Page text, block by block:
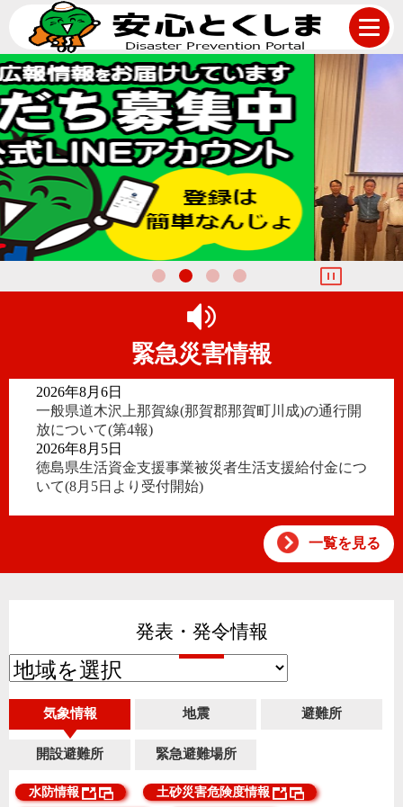
ト
ッ
プ
ペ
ー
ジ
緊急災害情報
2026年8月6日
一般県道木沢上那賀線(那賀郡那賀町川成)の通行開
放について(第4報)
2026年8月5日
徳島県生活資金支援事業被災者生活支援給付金につ
いて(8月5日より受付開始)
一覧を見る
発表・発令情報
気象情報 地震 避難所
開設避難所 緊急避難場所
水防情報
土砂災害危険度情報